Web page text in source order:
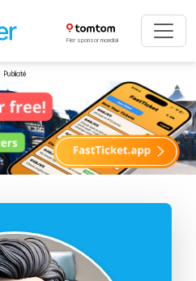
Fier sponsor mondial
Publicité